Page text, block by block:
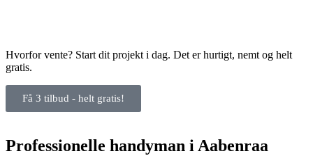
Hvorfor vente? Start dit projekt i dag. Det er hurtigt, nemt og helt
gratis.
Få 3 tilbud - helt gratis!
Professionelle handyman i Aabenraa